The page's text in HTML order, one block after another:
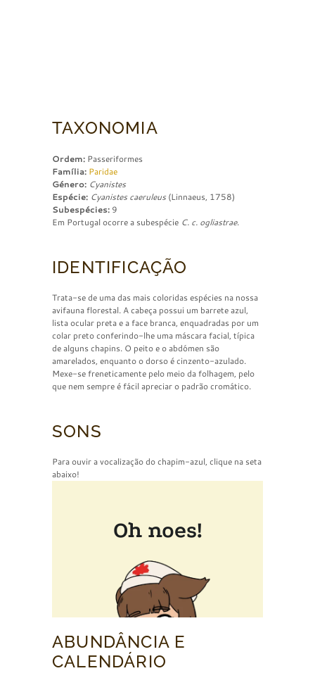
TAXONOMIA
Ordem: Passeriformes
Família: Paridae
Género: Cyanistes
Espécie: Cyanistes caeruleus(Linnaeus, 1758)
Subespécies: 9
Em Portugal ocorre a subespécie C. c. ogliastrae.
IDENTIFICAÇÃO
Trata-se de uma das mais coloridas espécies na nossa
avifauna florestal. A cabeça possui um barrete azul,
lista ocular preta e a face branca, enquadradas por um
colar preto conferindo-lhe uma máscara facial, típica
de alguns chapins. O peito e o abdómen são
amarelados, enquanto o dorso é cinzento-azulado.
Mexe-se freneticamente pelo meio da folhagem, pelo
que nem sempre é fácil apreciar o padrão cromático.
SONS
Para ouvir a vocalização do chapim-azul, clique na seta
abaixo!
ABUNDÂNCIA E
CALENDÁRIO